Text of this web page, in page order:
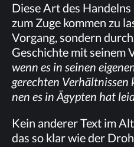
Die­se Art des
zum Zuge kom­men zu
Vor­gang, son­dern
Ge­schich­te mit sei­nem
wenn es in sei­nen
ge­rech­ten
nen es in Ägyp­ten hat
Kein an­de­rer Text im
das so klar wie der